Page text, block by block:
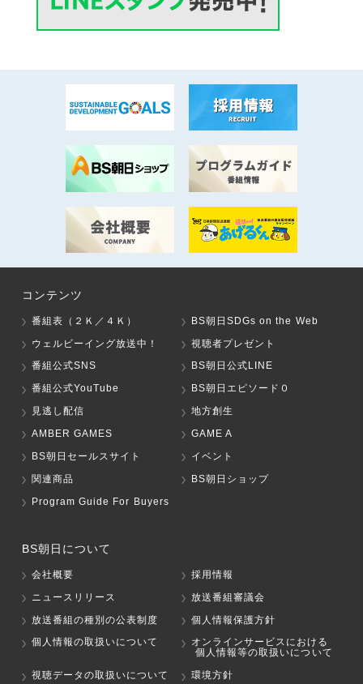
コンテンツ
番組表（２Ｋ／４Ｋ）
BS朝日SDGs on the Web
ウェルビーイング放送中！
視聴者プレゼント
番組公式SNS
BS朝日公式LINE
番組公式YouTube
BS朝日エピソード０
見逃し配信
地方創生
AMBER GAMES
GAME A
BS朝日セールスサイト
イベント
関連商品
BS朝日ショップ
Program Guide For Buyers
BS朝日について
会社概要
採用情報
ニュースリリース
放送番組審議会
放送番組の種別の公表制度
個人情報保護方針
個人情報の取扱いについて
オンラインサービスにおける
個人情報等の取扱いについて
視聴データの取扱いについて
環境方針